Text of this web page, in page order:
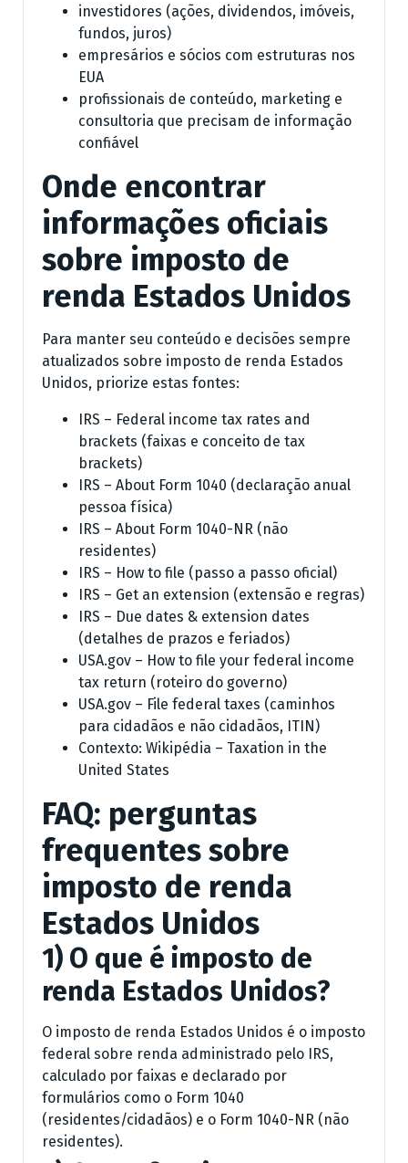
investidores (ações, dividendos, imóveis,
fundos, juros)
empresários e sócios com estruturas nos
EUA
profissionais de conteúdo, marketing e
consultoria que precisam de informação
confiável
Onde encontrar
informações oficiais
sobre imposto de
renda Estados Unidos
Para manter seu conteúdo e decisões sempre
atualizados sobre imposto de renda Estados
Unidos, priorize estas fontes:
IRS – Federal income tax rates and
brackets (faixas e conceito de tax
brackets)
IRS – About Form 1040 (declaração anual
pessoa física)
IRS – About Form 1040-NR (não
residentes)
IRS – How to file (passo a passo oficial)
IRS – Get an extension (extensão e regras)
IRS – Due dates & extension dates
(detalhes de prazos e feriados)
USA.gov – How to file your federal income
tax return (roteiro do governo)
USA.gov – File federal taxes (caminhos
para cidadãos e não cidadãos, ITIN)
Contexto: Wikipédia – Taxation in the
United States
FAQ: perguntas
frequentes sobre
imposto de renda
Estados Unidos
1) O que é imposto de
renda Estados Unidos?
O imposto de renda Estados Unidos é o imposto
federal sobre renda administrado pelo IRS,
calculado por faixas e declarado por
formulários como o Form 1040
(residentes/cidadãos) e o Form 1040-NR (não
residentes).